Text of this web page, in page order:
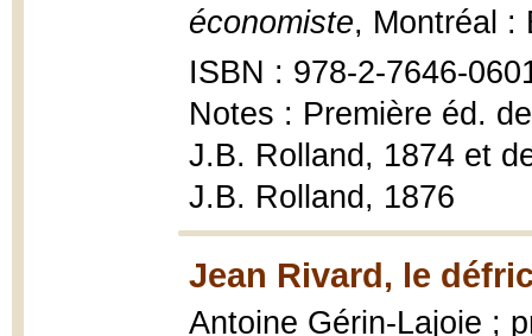
économiste, Montréal :
ISBN : 978-2-7646-
Notes : Première éd.
J.B. Rolland, 1874 et
J.B. Rolland, 1876
Jean Rivard, le
Antoine Gérin-Lajoie ;